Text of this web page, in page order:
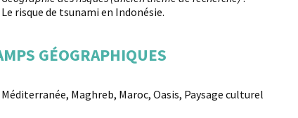
Le risque de tsunami en Indonésie.
GÉOGRAPHIQUES
Méditerranée, Maghreb, Maroc, Oasis, Paysage culturel